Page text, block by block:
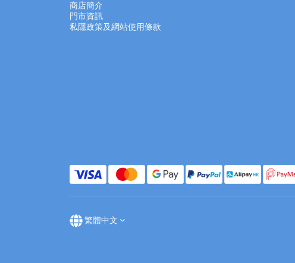
商店簡介
門市資訊
私隱政策及網站使用條款
繁體中文